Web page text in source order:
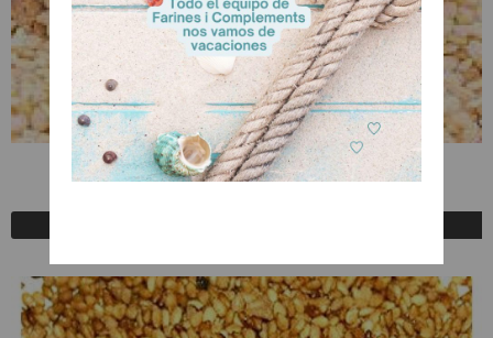
Sesamo Blanco